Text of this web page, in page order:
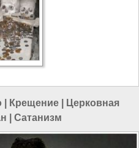
Крещение
Церковная
Сатанизм